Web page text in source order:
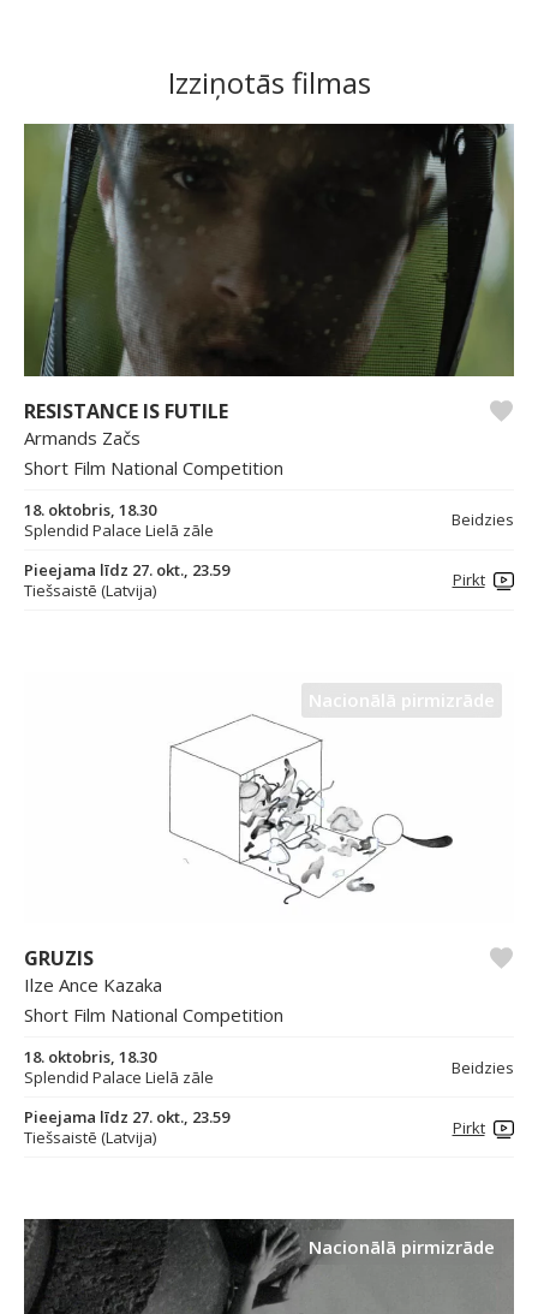
Izziņotās filmas
RESISTANCE IS FUTILE
Armands Začs
Short Film National Competition
18. oktobris, 18.30
Splendid Palace Lielā zāle
Beidzies
Pieejama līdz 27. okt., 23.59
Tiešsaistē (Latvija)
Pirkt
Nacionālā pirmizrāde
GRUZIS
Ilze Ance Kazaka
Short Film National Competition
18. oktobris, 18.30
Splendid Palace Lielā zāle
Beidzies
Pieejama līdz 27. okt., 23.59
Tiešsaistē (Latvija)
Pirkt
Nacionālā pirmizrāde